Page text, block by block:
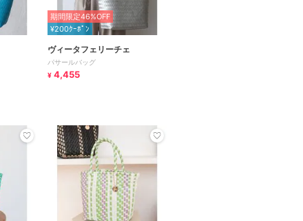
期間限定46%OFF
¥200ｸｰﾎﾟﾝ
ヴィータフェリーチェ
パサールバッグ
¥ 4,455